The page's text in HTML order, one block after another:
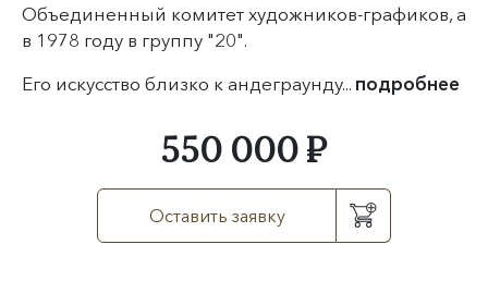
Объединенный комитет художников-графиков, а
в 1978 году в группу "20".
Его искусство близко к андеграунду... подробнее
550 000 ₽
Оставить заявку